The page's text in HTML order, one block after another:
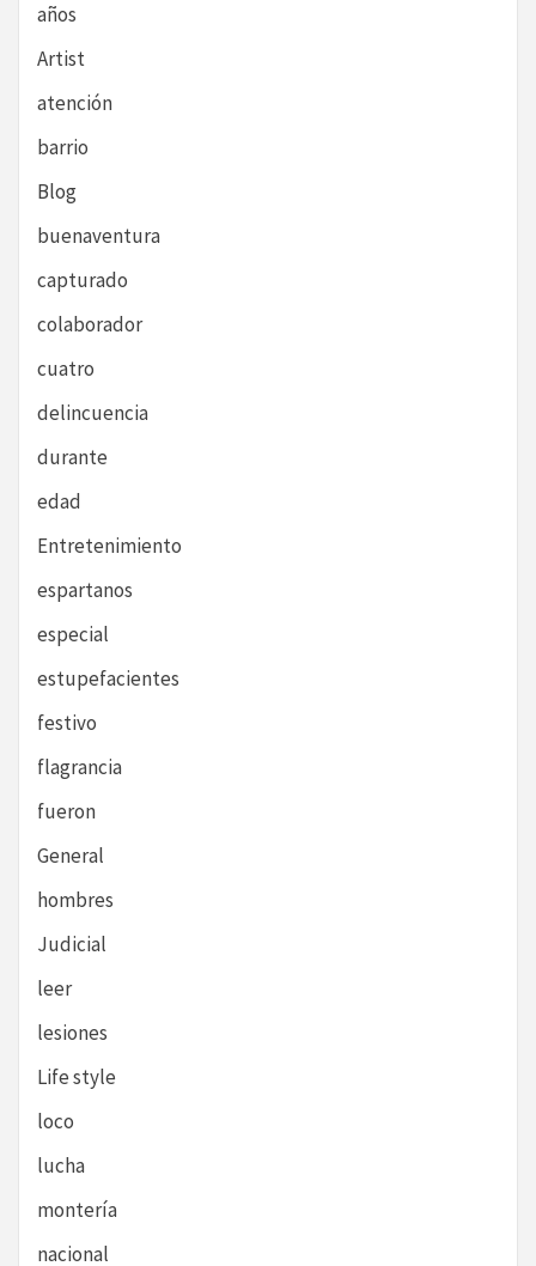
años
Artist
atención
barrio
Blog
buenaventura
capturado
colaborador
cuatro
delincuencia
durante
edad
Entretenimiento
espartanos
especial
estupefacientes
festivo
flagrancia
fueron
General
hombres
Judicial
leer
lesiones
Life style
loco
lucha
montería
nacional